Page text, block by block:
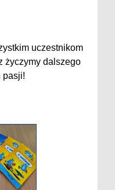
uczestnikom
życzymy dalszego
pasji!